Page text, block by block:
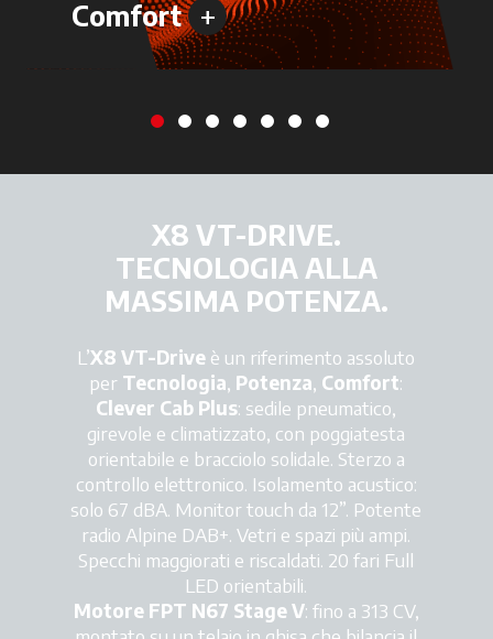
Comfort +
X8 VT-DRIVE.
TECNOLOGIA ALLA
MASSIMA POTENZA.
L’X8 VT-Drive è un riferimento assoluto
per Tecnologia, Potenza, Comfort:
Clever Cab Plus: sedile pneumatico,
girevole e climatizzato, con poggiatesta
orientabile e bracciolo solidale. Sterzo a
controllo elettronico. Isolamento acustico:
solo 67 dBA. Monitor touch da 12”. Potente
radio Alpine DAB+. Vetri e spazi più ampi.
Specchi maggiorati e riscaldati. 20 fari Full
LED orientabili.
Motore FPT N67 Stage V: fino a 313 CV,